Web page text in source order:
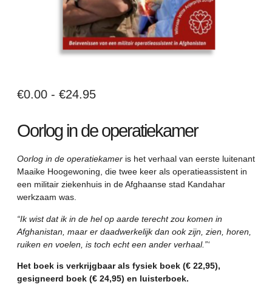
€0.00 - €24.95
Oorlog in de operatiekamer
Oorlog in de operatiekamer is het verhaal van eerste luitenant
Maaike Hoogewoning, die twee keer als operatieassistent in
een militair ziekenhuis in de Afghaanse stad Kandahar
werkzaam was.
“Ik wist dat ik in de hel op aarde terecht zou komen in
Afghanistan, maar er daadwerkelijk dan ook zijn, zien, horen,
ruiken en voelen, is toch echt een ander verhaal.”‘
Het boek is verkrijgbaar als fysiek boek (€ 22,95),
gesigneerd boek (€ 24,95) en luisterboek.